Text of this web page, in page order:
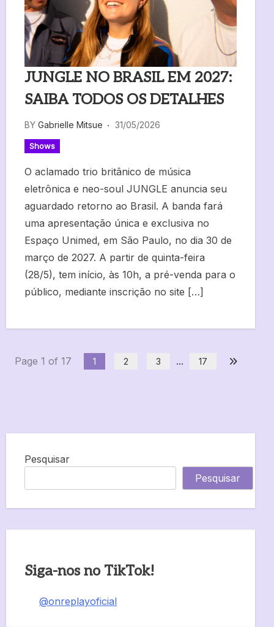
JUNGLE NO BRASIL EM 2027:
SAIBA TODOS OS DETALHES
BY Gabrielle Mitsue 31/05/2026
Shows
O aclamado trio britânico de música
eletrônica e neo-soul JUNGLE anuncia seu
aguardado retorno ao Brasil. A banda fará
uma apresentação única e exclusiva no
Espaço Unimed, em São Paulo, no dia 30 de
março de 2027. A partir de quinta-feira
(28/5), tem início, às 10h, a pré-venda para o
público, mediante inscrição no site […]
Page 1 of 17 1 2 3 ... 17
Pesquisar
Pesquisar
Siga-nos no TikTok!
@onreplayoficial